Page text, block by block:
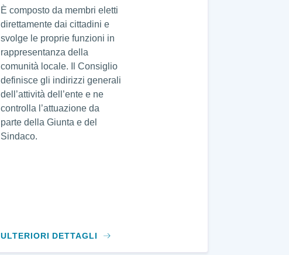
È composto da membri eletti
direttamente dai cittadini e
svolge le proprie funzioni in
rappresentanza della
comunità locale. Il Consiglio
definisce gli indirizzi generali
dell’attività dell’ente e ne
controlla l’attuazione da
parte della Giunta e del
Sindaco.
ULTERIORI DETTAGLI